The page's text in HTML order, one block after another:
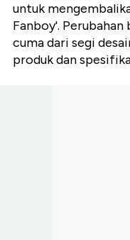
untuk
Fanboy'.
cuma dari segi
produk dan